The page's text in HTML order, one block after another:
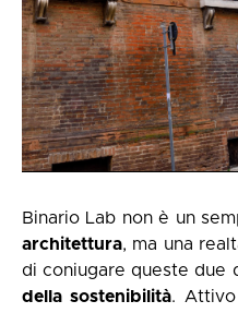
Binario Lab non è un
architettura, ma una
di coniugare queste due
della sostenibilità. Attivo